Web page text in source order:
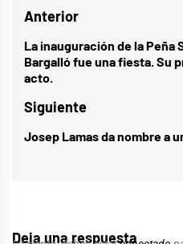
Navegación
de
entradas
Anterior
Entrada
anterior:
La inauguración de la Peña
Bargalló fue una fiesta. Su
acto.
Siguiente
Entrada
Josep Lamas da nombre a
Deja una respuesta